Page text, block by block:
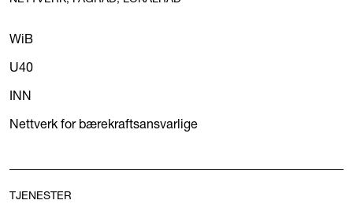
WiB
U40
INN
Nettverk for bærekraftsansvarlige
TJENESTER